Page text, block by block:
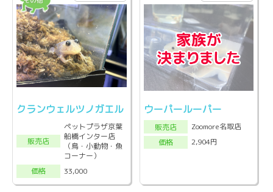
クランウェルツノガエル
販売店
ペットプラザ京葉
船橋インター店
（鳥・小動物・魚
コーナー）
価格
33,000
ウーパールーパー
販売店
Zoomore名取店
価格
2,904円